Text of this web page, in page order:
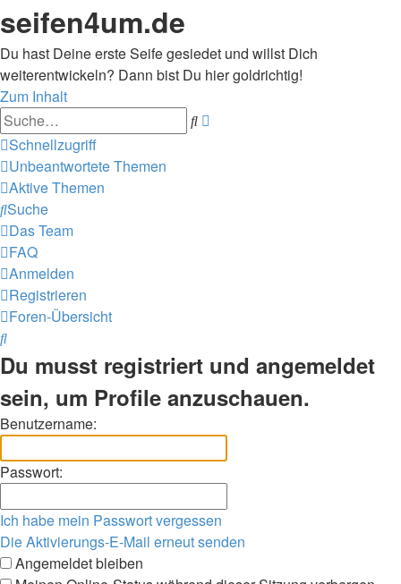
seifen4um.de
Du hast Deine erste Seife gesiedet und willst Dich
weiterentwickeln? Dann bist Du hier goldrichtig!
Zum Inhalt
Suche
Schnellzugriff
Unbeantwortete Themen
Aktive Themen
Suche
Das Team
FAQ
Anmelden
Registrieren
Foren-Übersicht
Suche
Du musst registriert und angemeldet
sein, um Profile anzuschauen.
Benutzername:
Passwort:
Ich habe mein Passwort vergessen
Die Aktivierungs-E-Mail erneut senden
Angemeldet bleiben